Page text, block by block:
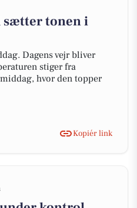
sætter tonen i
Dagens vejr bliver
stiger fra
hvor den topper
Kopiér link